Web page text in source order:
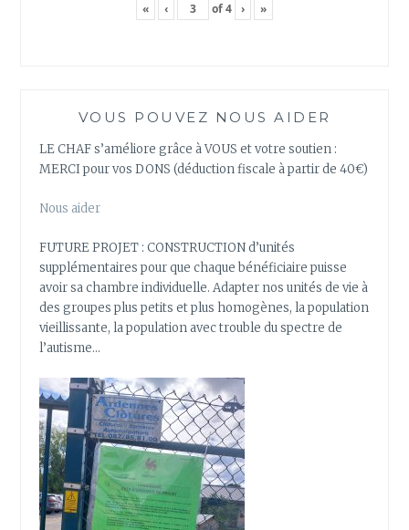
« ‹ of4 › »
VOUS POUVEZ NOUS AIDER
LE CHAF s’améliore grâce à VOUS et votre soutien :
MERCI pour vos DONS (déduction fiscale à partir de 40€)
Nous aider
FUTURE PROJET : CONSTRUCTION d’unités
supplémentaires pour que chaque bénéficiaire puisse
avoir sa chambre individuelle. Adapter nos unités de vie à
des groupes plus petits et plus homogènes, la population
vieillissante, la population avec trouble du spectre de
l’autisme…